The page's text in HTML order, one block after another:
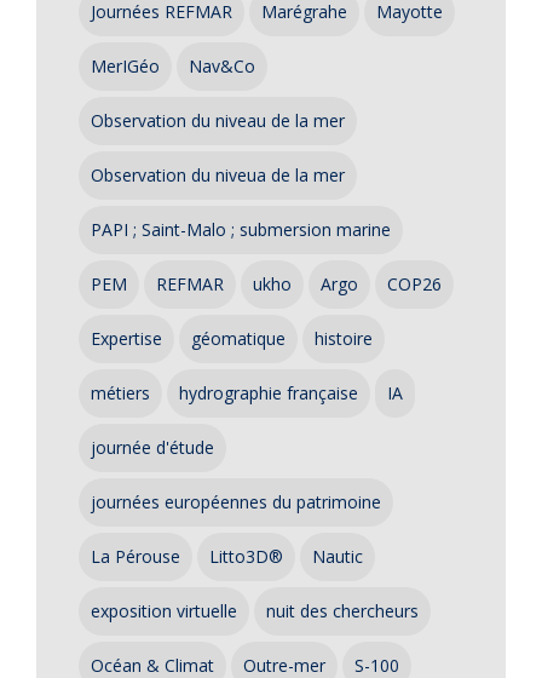
Journées REFMAR Marégrahe Mayotte
MerIGéo Nav&Co
Observation du niveau de la mer
Observation du niveua de la mer
PAPI ; Saint-Malo ; submersion marine
PEM REFMAR ukho Argo COP26
Expertise géomatique histoire
métiers hydrographie française IA
journée d'étude
journées européennes du patrimoine
La Pérouse Litto3D® Nautic
exposition virtuelle nuit des chercheurs
Océan & Climat Outre-mer S-100